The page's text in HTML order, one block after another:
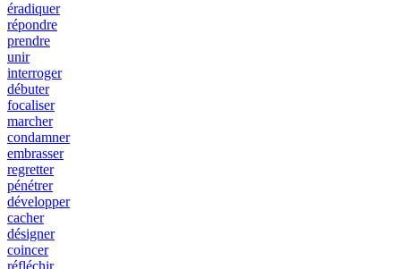
éradiquer
répondre
prendre
unir
interroger
débuter
focaliser
marcher
condamner
embrasser
regretter
pénétrer
développer
cacher
désigner
coincer